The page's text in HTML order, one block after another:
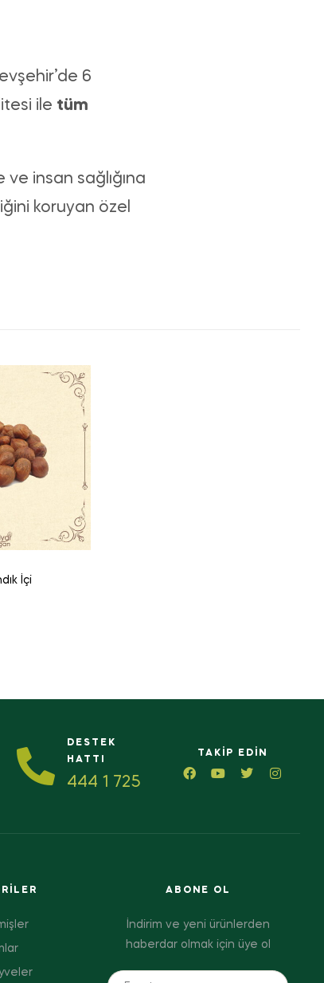
6
ile tüm
insan sağlığına
koruyan özel
İçi
DESTEK
HATTI
444 1 725
TAKIP EDIN
ABONE OL
İndirim ve yeni ürünlerden
haberdar olmak için üye ol